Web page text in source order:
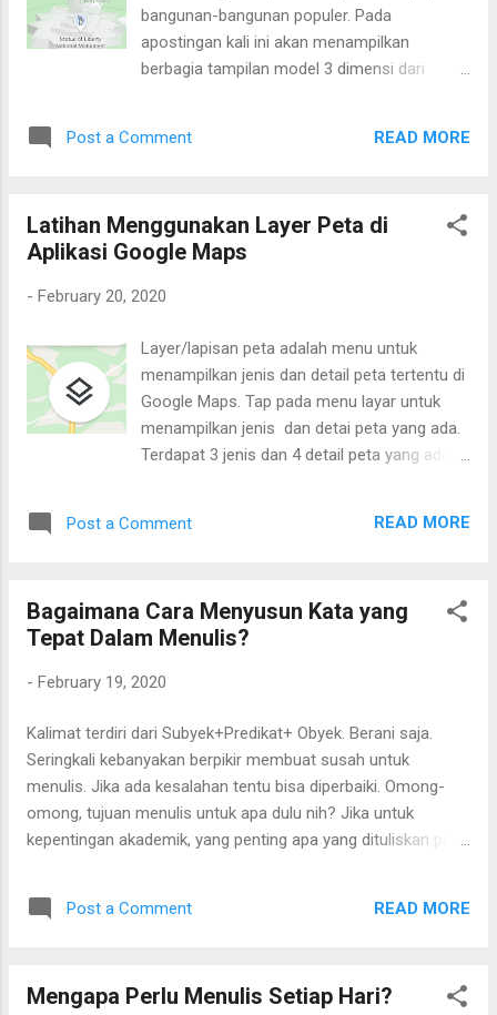
bangunan-bangunan populer. Pada
apostingan kali ini akan menampilkan
berbagia tampilan model 3 dimensi dari
di ponse. Patung Liberty Patung Liberty
berdiri megah. Walaupun wajahnya tidak
terlalu jelas, namun model 3 dimensinya
Model 3D Patung Liberty Patung Yesus
Yesus tertinggi di dunia. Terletak di Rio de
Janerio, Brazil. Tingginya mencapai 710
meter. Mengingat agama mayoritas adalah
Katolik Roma Model 3D Patung Yesus
Kristus Penebus di Brazil Ka'bah di Mekah
terlihat justru area di sekeliling Ka'bah.
Post a Comment READ MORE
Latihan Menggunakan Layer Peta di
Aplikasi Google Maps
- February 20, 2020
Layer/lapisan peta adalah menu untuk
menampilkan jenis dan detail peta tertentu di
Google Maps. Tap pada menu layar untuk
menampilkan jenis dan detai peta yang ada.
Terdapat 3 jenis dan 4 detail peta yang ada di
peta Jika di-tap akan tertampil sebagai
transportasi umum, lalu lintas, bersepeda, 3D
dan street view. Berikut adalah penjelasan
Google Maps Default Ini adalah tampilan
menggunakannya antara lain: -Lakukan
zoom in untuk mendapatkan detail peta.
Caranya dengan menggunakan dua jari. Atau
bisa juga dengan dobel tap pada layar. -Tap
titik posisi untuk menampilkan lokasi saat ini.
Titik biru menandai lokasi seseorang berada.
Post a Comment READ MORE
Bagaimana Cara Menyusun Kata yang
Tepat Dalam Menulis?
- February 19, 2020
Kalimat terdiri dari Subyek+Predikat+ Obyek. Berani saja.
Seringkali kebanyakan berpikir membuat susah untuk
menulis. Jika ada kesalahan tentu bisa diperbaiki. Omong-
omong, tujuan menulis untuk apa dulu nih? Jika untuk
kepentingan akademik, yang penting apa yang dituliskan perlu
Post a Comment READ MORE
Mengapa Perlu Menulis Setiap Hari?